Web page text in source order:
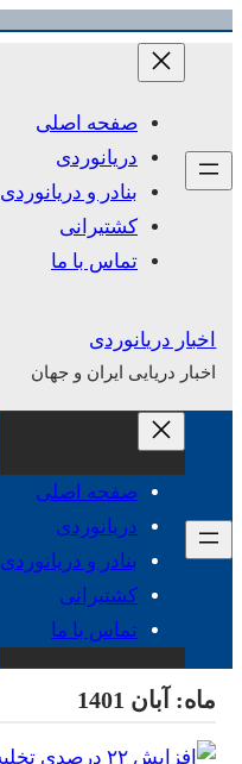
رفتن
صفحه اصلی
دریانوردی
بنادر و دریانوردی
کشتیرانی
تماس با ما
اخبار دریانوردی
اخبار دریایی ایران و جهان
صفحه اصلی
دریانوردی
بنادر و دریانوردی
کشتیرانی
تماس با ما
ماه: آبان 1401